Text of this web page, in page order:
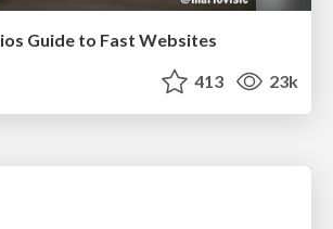
Guide to Fast Websites
413 23k